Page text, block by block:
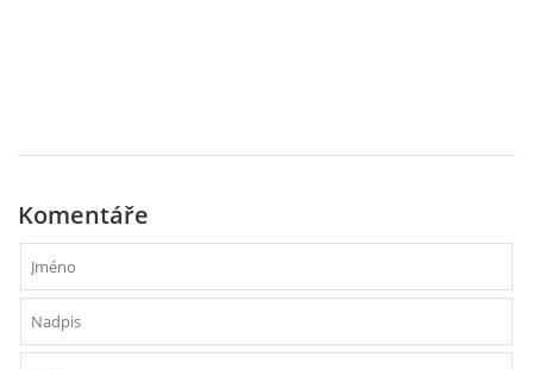
POKUSY
POZITIVNÍ AFIRMACE PRO DĚTI
Komentáře